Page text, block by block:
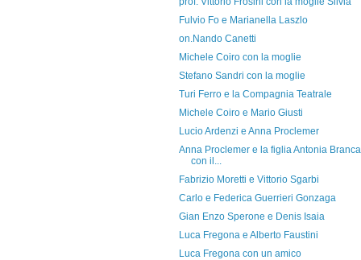
Fulvio Fo e Marianella Laszlo
on.Nando Canetti
Michele Coiro con la moglie
Stefano Sandri con la moglie
Turi Ferro e la Compagnia Teatrale
Michele Coiro e Mario Giusti
Lucio Ardenzi e Anna Proclemer
Anna Proclemer e la figlia Antonia
con il...
Fabrizio Moretti e Vittorio Sgarbi
Carlo e Federica Guerrieri Gonzaga
Gian Enzo Sperone e Denis Isaia
Luca Fregona e Alberto Faustini
Luca Fregona con un amico